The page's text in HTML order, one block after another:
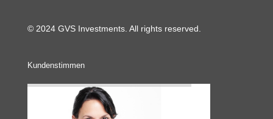
© 2024 GVS Investments. All rights reserved.
Kundenstimmen